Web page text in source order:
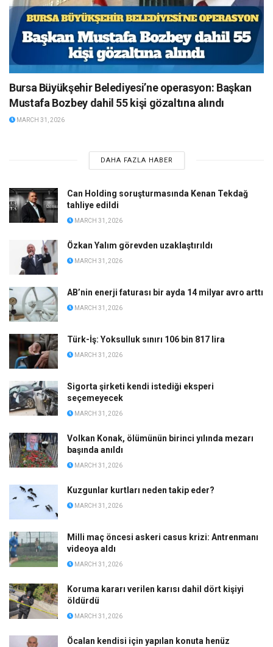
Bursa Büyükşehir Belediyesi’ne operasyon: Başkan
Mustafa Bozbey dahil 55 kişi gözaltına alındı
MARCH 31, 2026
DAHA FAZLA HABER
Can Holding soruşturmasında Kenan Tekdağ
tahliye edildi
MARCH 31, 2026
Özkan Yalım görevden uzaklaştırıldı
MARCH 31, 2026
AB’nin enerji faturası bir ayda 14 milyar avro arttı
MARCH 31, 2026
Türk-İş: Yoksulluk sınırı 106 bin 817 lira
MARCH 31, 2026
Sigorta şirketi kendi istediği eksperi
seçemeyecek
MARCH 31, 2026
Volkan Konak, ölümünün birinci yılında mezarı
başında anıldı
MARCH 31, 2026
Kuzgunlar kurtları neden takip eder?
MARCH 31, 2026
Milli maç öncesi askeri casus krizi: Antrenmanı
videoya aldı
MARCH 31, 2026
Koruma kararı verilen karısı dahil dört kişiyi
öldürdü
MARCH 31, 2026
Öcalan kendisi için yapılan konuta henüz